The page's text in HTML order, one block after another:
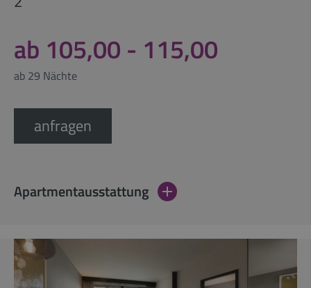
ab 105,00 - 115,00
ab 29 Nächte
anfragen
Apartmentausstattung